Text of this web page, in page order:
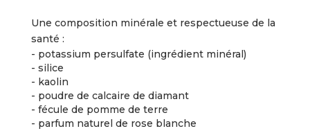
Une composition minérale et respectueuse de la
santé :
- potassium persulfate (ingrédient minéral)
- silice
- kaolin
- poudre de calcaire de diamant
- fécule de pomme de terre
- parfum naturel de rose blanche